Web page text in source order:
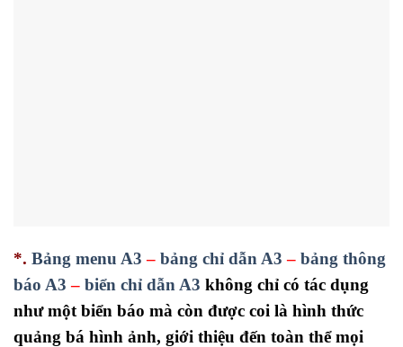
*. Bảng menu A3 – bảng chỉ dẫn A3 – bảng thông
báo A3 – biển chỉ dẫn A3 không chỉ có tác dụng
như một biển báo mà còn được coi là hình thức
quảng bá hình ảnh, giới thiệu đến toàn thể mọi